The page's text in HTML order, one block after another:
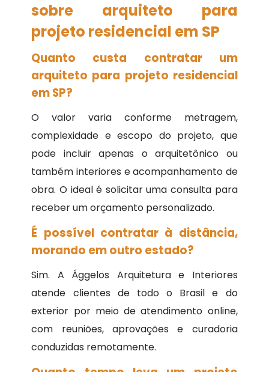
sobre arquiteto para
projeto residencial em SP
Quanto custa contratar um
arquiteto para projeto residencial
em SP?
O valor varia conforme metragem,
complexidade e escopo do projeto, que
pode incluir apenas o arquitetônico ou
também interiores e acompanhamento de
obra. O ideal é solicitar uma consulta para
receber um orçamento personalizado.
É possível contratar à distância,
morando em outro estado?
Sim. A Ággelos Arquitetura e Interiores
atende clientes de todo o Brasil e do
exterior por meio de atendimento online,
com reuniões, aprovações e curadoria
conduzidas remotamente.